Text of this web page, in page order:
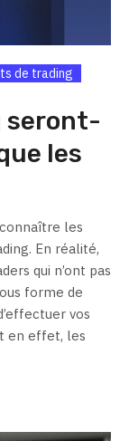
de trading
seront-
les
les
En réalité,
qui n’ont pas
forme de
vos
en effet, les